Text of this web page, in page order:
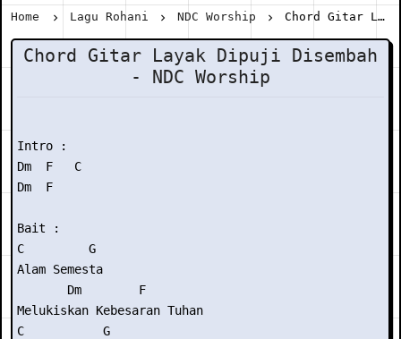
Home Lagu Rohani NDC Worship Chord Gitar Layak Dipuji Disembah - NDC Worship
Chord Gitar Layak Dipuji Disembah
- NDC Worship
Intro :
Dm  F   C
Dm  F
Bait :
C         G
Alam Semesta
       Dm        F
Melukiskan Kebesaran Tuhan
C           G